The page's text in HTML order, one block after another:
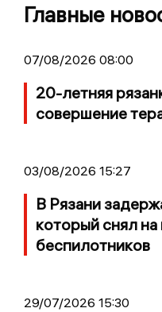
Главные
07/08/2026 08:00
20-летняя
совершение
03/08/2026 15:27
В Рязани
который снял на
беспилотников
29/07/2026 15:30